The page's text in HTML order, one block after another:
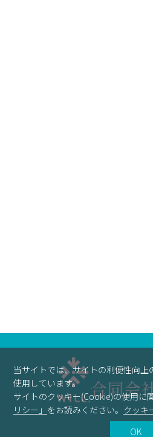
合同会
当サイトでは、サイトの利便性向上
使用しています。
サイトのクッキー(Cookie)の使用に
リシー」 をお読みください。 クッキ
OK